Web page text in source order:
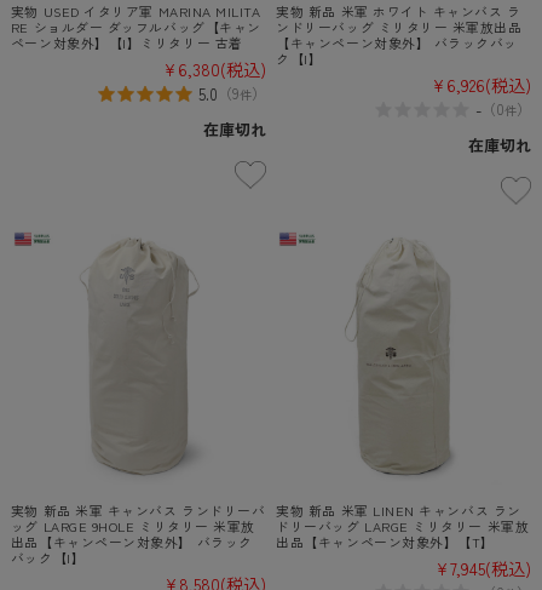
実物 USED イタリア軍 MARINA MILITA
RE ショルダー ダッフルバッグ【キャン
ペーン対象外】【I】ミリタリー 古着
¥6,380(税込)
5.0 （9件）
在庫切れ
実物 新品 米軍 ホワイト キャンバス ラ
ンドリーバッグ ミリタリー 米軍放出品
【キャンペーン対象外】 バラックバッ
ク【I】
¥6,926(税込)
- （0件）
在庫切れ
実物 新品 米軍 キャンバス ランドリーバ
ッグ LARGE 9HOLE ミリタリー 米軍放
出品【キャンペーン対象外】 バラック
バック【I】
¥8,580(税込)
実物 新品 米軍 LINEN キャンバス ラン
ドリーバッグ LARGE ミリタリー 米軍放
出品【キャンペーン対象外】【T】
¥7,945(税込)